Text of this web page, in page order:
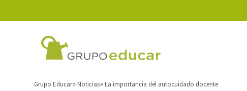
Grupo Educar Noticias La importancia del autocuidado docente